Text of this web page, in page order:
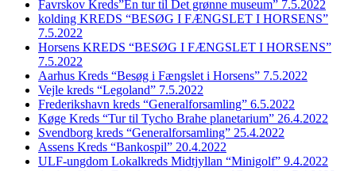
Favrskov Kreds”En tur til Det grønne museum” 7.5.2022
kolding KREDS “BESØG I FÆNGSLET I HORSENS”
7.5.2022
Horsens KREDS “BESØG I FÆNGSLET I HORSENS”
7.5.2022
Aarhus Kreds “Besøg i Fængslet i Horsens” 7.5.2022
Vejle kreds “Legoland” 7.5.2022
Frederikshavn kreds “Generalforsamling” 6.5.2022
Køge Kreds “Tur til Tycho Brahe planetarium” 26.4.2022
Svendborg kreds “Generalforsamling” 25.4.2022
Assens Kreds “Bankospil” 20.4.2022
ULF-ungdom Lokalkreds Midtjyllan “Minigolf” 9.4.2022